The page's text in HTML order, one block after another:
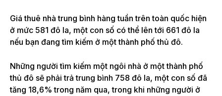
Giá thuê nhà trung bình hàng tuần trên toàn quốc hiện
ở mức 581 đô la, một con số có thể lên tới 661 đô la
nếu bạn đang tìm kiếm ở một thành phố thủ đô.
Những người tìm kiếm một ngôi nhà ở một thành phố
thủ đô sẽ phải trả trung bình 758 đô la, một con số đã
tăng 18,6% trong năm qua, trong khi những người ở